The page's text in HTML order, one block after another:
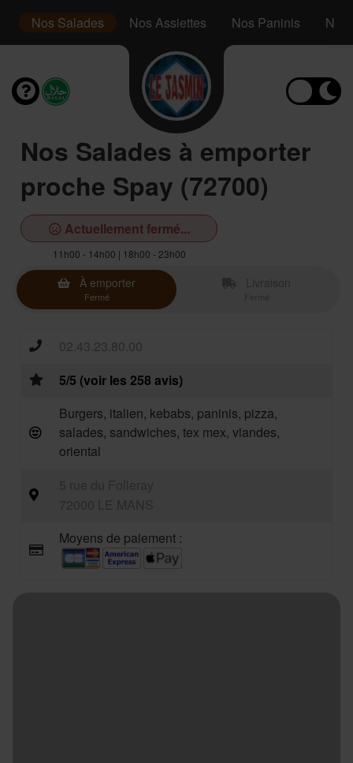
Nos Salades Nos Assiettes Nos Paninis Nos
Nos Salades à emporter
proche Spay (72700)
Actuellement fermé...
11h00 - 14h00 | 18h00 - 23h00
À emporter
Fermé
02.43.23.80.00
5/5 (voir les 258 avis)
Burgers, italien, kebabs, paninis, pizza,
salades, sandwiches, tex mex, viandes,
oriental
Moyens de paiement :